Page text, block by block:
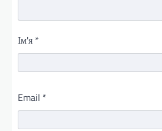
Ім'я *
Email *